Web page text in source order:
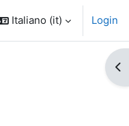
Italiano ‎(it)‎ Login